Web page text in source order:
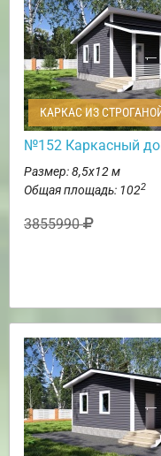
КАРКАС ИЗ
№152 Каркасный
Размер: 8,5х12 м
Общая площадь: 1022
3855990